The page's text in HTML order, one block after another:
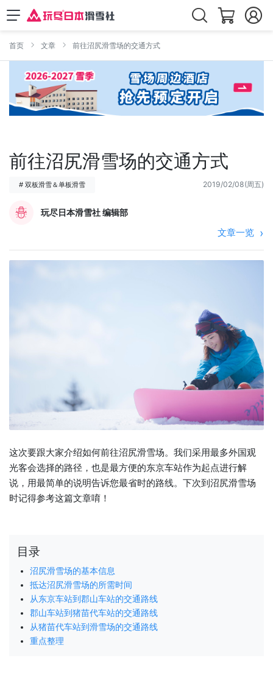
首页 文章 前往沼尻滑雪场的交通方式
前往沼尻滑雪场的交通方式
# 双板滑雪＆单板滑雪 2019/02/08(周五)
玩尽日本滑雪社 编辑部
文章一览
这次要跟大家介绍如何前往沼尻滑雪场。我们采用最多外国观
光客会选择的路径，也是最方便的东京车站作为起点进行解
说，用最简单的说明告诉您最省时的路线。下次到沼尻滑雪场
时记得参考这篇文章唷！
目录
沼尻滑雪场的基本信息
抵达沼尻滑雪场的所需时间
从东京车站到郡山车站的交通路线
郡山车站到猪苗代车站的交通路线
从猪苗代车站到滑雪场的交通路线
重点整理